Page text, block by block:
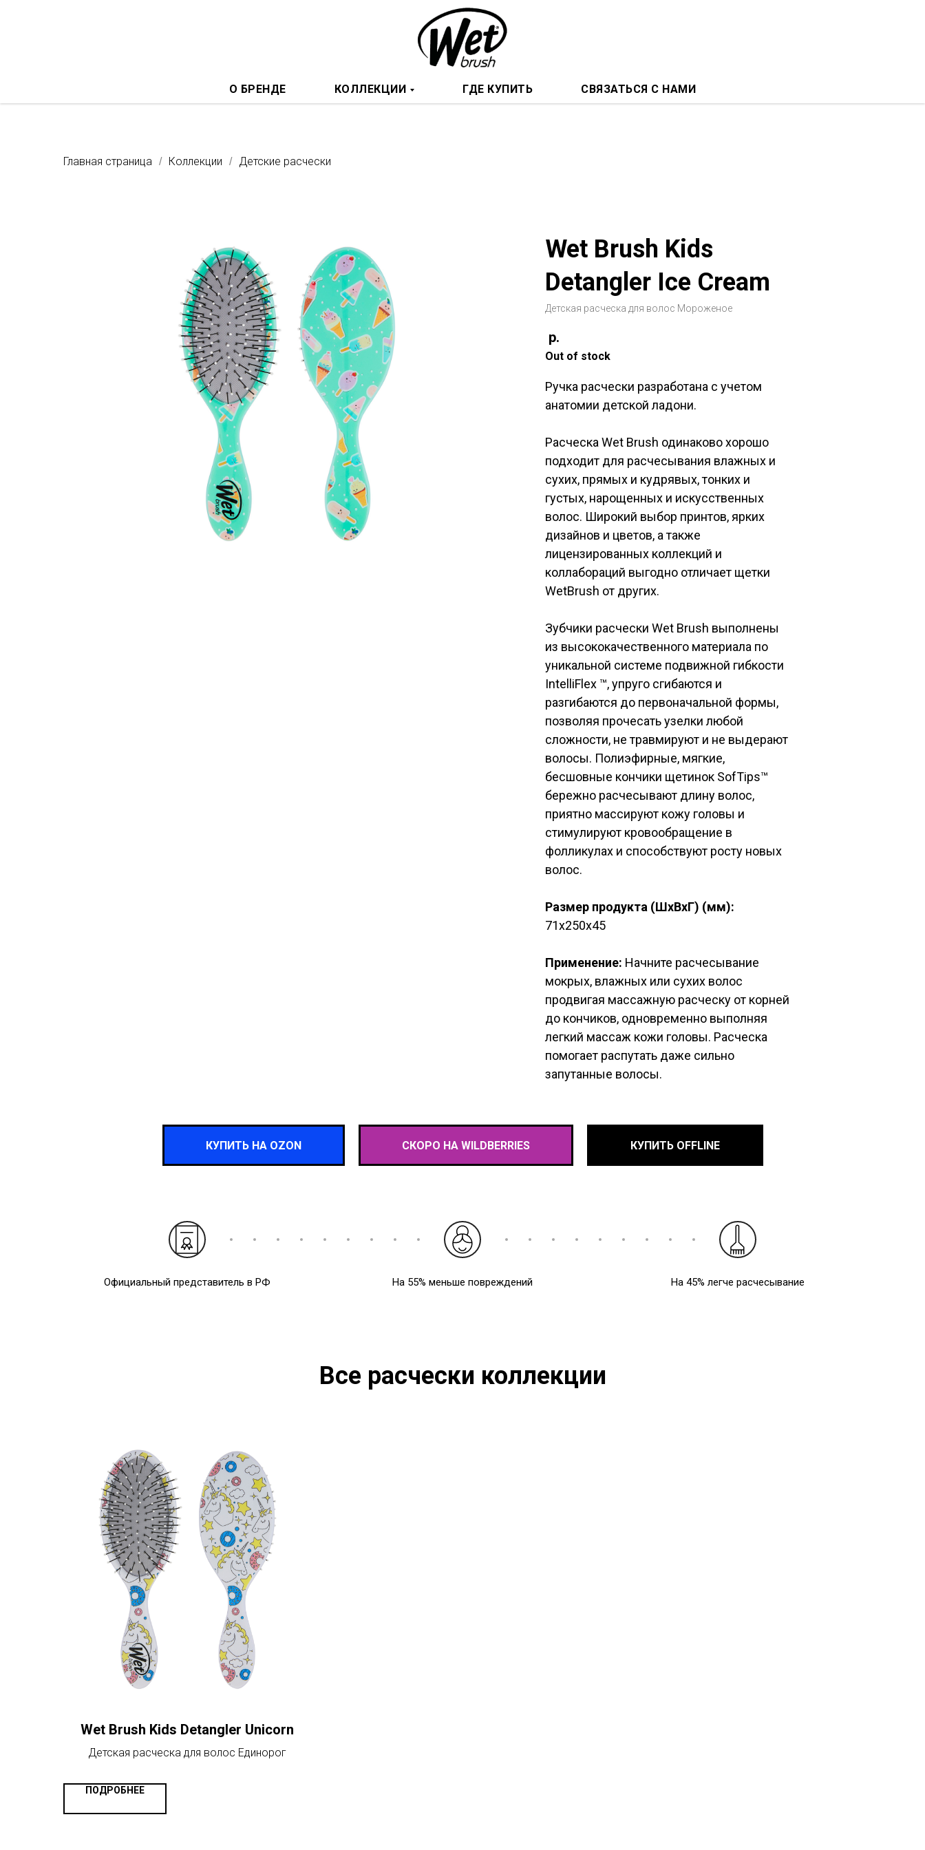
О БРЕНДЕ КОЛЛЕКЦИИ ГДЕ КУПИТЬ СВЯЗАТЬСЯ С НАМИ
Главная страница / Коллекции / Детские расчески
Wet Brush Kids
Detangler Ice Cream
Детская расческа для волос Мороженое
р.
Out of stock
Ручка расчески разработана с учетом
анатомии детской ладони.
Расческа Wet Brush одинаково хорошо
подходит для расчесывания влажных и
сухих, прямых и кудрявых, тонких и
густых, нарощенных и искусственных
волос. Широкий выбор принтов, ярких
дизайнов и цветов, а также
лицензированных коллекций и
коллабораций выгодно отличает щетки
WetBrush от других.
Зубчики расчески Wet Brush выполнены
из высококачественного материала по
уникальной системе подвижной гибкости
IntelliFlex ™, упруго сгибаются и
разгибаются до первоначальной формы,
позволяя прочесать узелки любой
сложности, не травмируют и не выдерают
волосы. Полиэфирные, мягкие,
бесшовные кончики щетинок SofTips™
бережно расчесывают длину волос,
приятно массируют кожу головы и
стимулируют кровообращение в
фолликулах и способствуют росту новых
волос.
Размер продукта (ШхВхГ) (мм):
71х250х45
Применение: Начните расчесывание
мокрых, влажных или сухих волос
продвигая массажную расческу от корней
до кончиков, одновременно выполняя
легкий массаж кожи головы. Расческа
помогает распутать даже сильно
запутанные волосы.
КУПИТЬ НА OZON СКОРО НА WILDBERRIES КУПИТЬ OFFLINE
Официальный представитель в РФ На 55% меньше повреждений На 45% легче расчесывание
Все расчески коллекции
Wet Brush Kids Detangler Unicorn
Детская расческа для волос Единорог
ПОДРОБНЕЕ